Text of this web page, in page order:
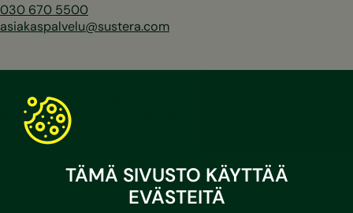
TÄMÄ SIVUSTO KÄYTTÄÄ
EVÄSTEITÄ
030 670 5500
asiakaspalvelu@sustera.com
Puhelut 030/010-alkuisiin numeroihin hinnoitellaan
soittavan operaattorin mukaan.